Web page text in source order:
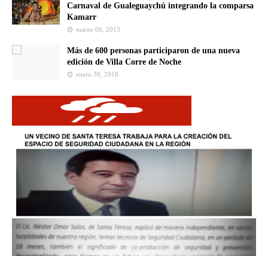
Carnaval de Gualeguaychú integrando la comparsa
Kamarr
marzo 06, 2013
Más de 600 personas participaron de una nueva
edición de Villa Corre de Noche
enero 30, 2018